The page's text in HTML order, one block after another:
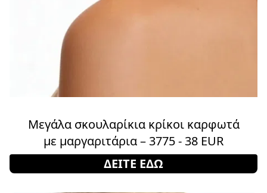
Μεγάλα σκουλαρίκια κρίκοι καρφωτά
με μαργαριτάρια – 3775 - 38 EUR
ΔΕΙΤΕ ΕΔΩ